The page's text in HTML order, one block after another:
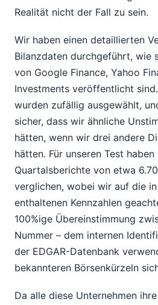
Realität nicht der Fall zu sein.
Wir haben einen detaillierten
Bilanzdaten durchgeführt, wie
von Google Finance, Yahoo
Investments veröffentlicht
wurden zufällig ausgewählt,
sicher, dass wir ähnliche
hätten, wenn wir drei andere
hätten. Für unseren Test
Quartalsberichte von etwa
verglichen, wobei wir auf die in
enthaltenen Kennzahlen
100%ige Übereinstimmung
Nummer – dem internen
der EDGAR-Datenbank
bekannteren Börsenkürzeln
Da alle diese Unternehmen